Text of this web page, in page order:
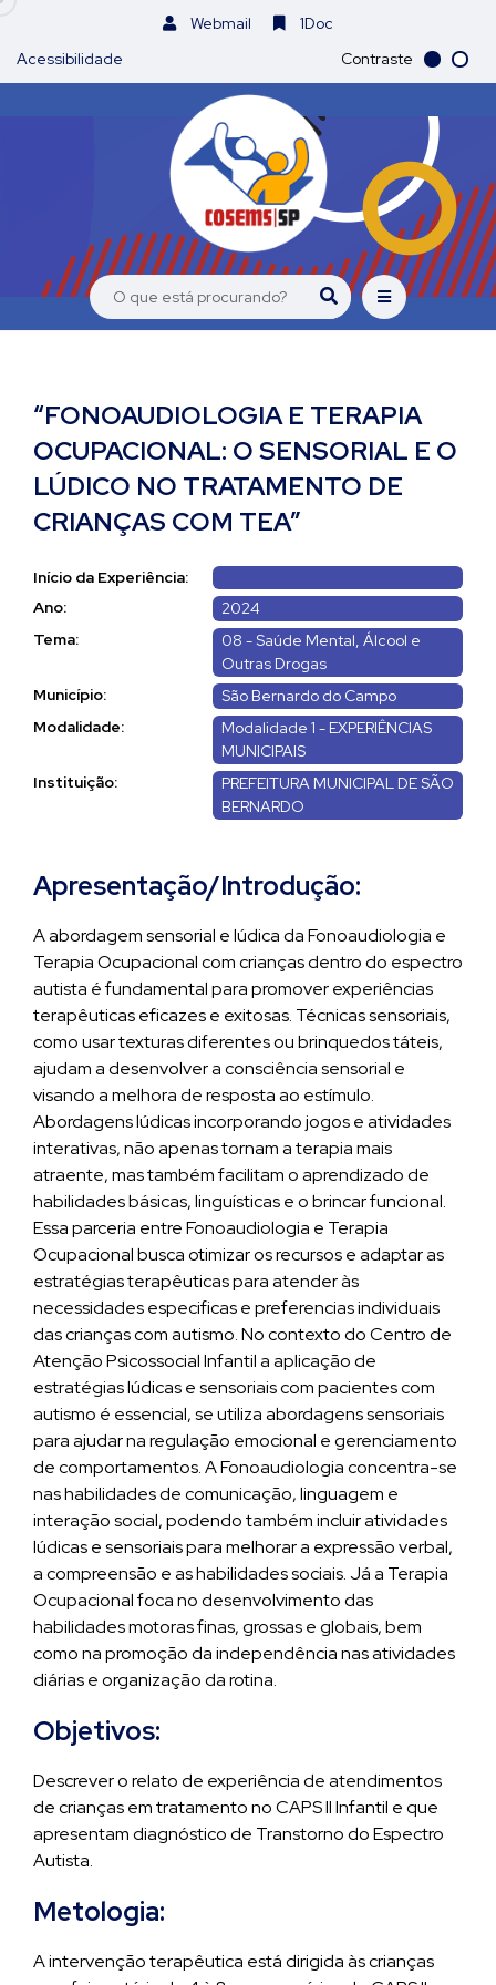
Webmail
1Doc
Acessibilidade
Contraste
“FONOAUDIOLOGIA E TERAPIA
OCUPACIONAL: O SENSORIAL E O
LÚDICO NO TRATAMENTO DE
CRIANÇAS COM TEA”
Início da Experiência:
Ano:
2024
Tema:
08 - Saúde Mental, Álcool e
Outras Drogas
Município:
São Bernardo do Campo
Modalidade:
Modalidade 1 - EXPERIÊNCIAS
MUNICIPAIS
Instituição:
PREFEITURA MUNICIPAL DE SÃO
BERNARDO
Apresentação/Introdução:
A abordagem sensorial e lúdica da Fonoaudiologia e
Terapia Ocupacional com crianças dentro do espectro
autista é fundamental para promover experiências
terapêuticas eficazes e exitosas. Técnicas sensoriais,
como usar texturas diferentes ou brinquedos táteis,
ajudam a desenvolver a consciência sensorial e
visando a melhora de resposta ao estímulo.
Abordagens lúdicas incorporando jogos e atividades
interativas, não apenas tornam a terapia mais
atraente, mas também facilitam o aprendizado de
habilidades básicas, linguísticas e o brincar funcional.
Essa parceria entre Fonoaudiologia e Terapia
Ocupacional busca otimizar os recursos e adaptar as
estratégias terapêuticas para atender às
necessidades especificas e preferencias individuais
das crianças com autismo. No contexto do Centro de
Atenção Psicossocial Infantil a aplicação de
estratégias lúdicas e sensoriais com pacientes com
autismo é essencial, se utiliza abordagens sensoriais
para ajudar na regulação emocional e gerenciamento
de comportamentos. A Fonoaudiologia concentra-se
nas habilidades de comunicação, linguagem e
interação social, podendo também incluir atividades
lúdicas e sensoriais para melhorar a expressão verbal,
a compreensão e as habilidades sociais. Já a Terapia
Ocupacional foca no desenvolvimento das
habilidades motoras finas, grossas e globais, bem
como na promoção da independência nas atividades
diárias e organização da rotina.
Objetivos:
Descrever o relato de experiência de atendimentos
de crianças em tratamento no CAPS II Infantil e que
apresentam diagnóstico de Transtorno do Espectro
Autista.
Metologia:
A intervenção terapêutica está dirigida às crianças